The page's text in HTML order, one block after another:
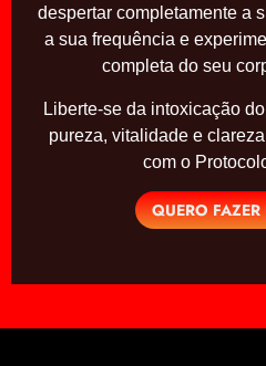
despertar completamente a
a sua frequência e
completa do seu
Liberte-se da intoxicação
pureza, vitalidade e
com o
QUERO